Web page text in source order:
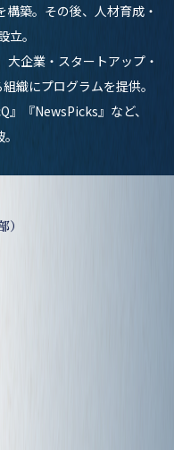
築。その後、人材育成・
。
企業・スタートアップ・
織にプログラムを提供。
』『NewsPicks』など、
）